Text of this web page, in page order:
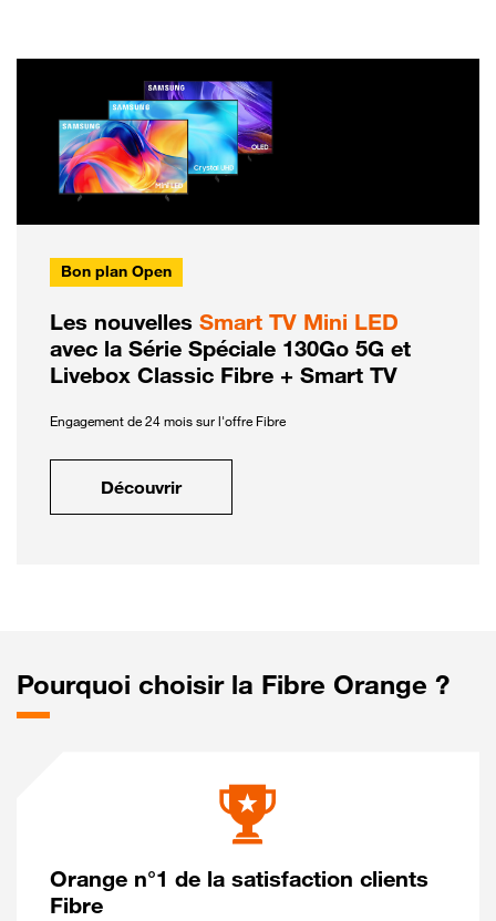
Bon plan Open
Les nouvelles Smart TV Mini LED
avec la Série Spéciale 130Go 5G et
Livebox Classic Fibre + Smart TV
Engagement de 24 mois sur l'offre Fibre
Découvrir
Pourquoi choisir la Fibre Orange ?
Orange n°1 de la satisfaction clients
Fibre